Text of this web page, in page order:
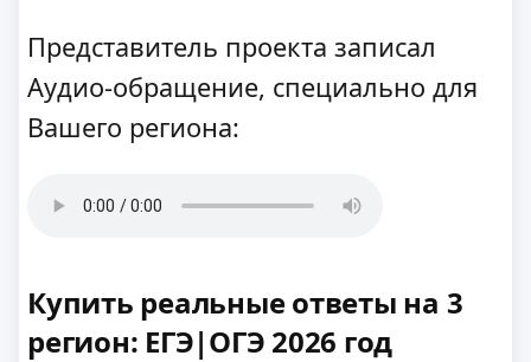
Представитель проекта записал
Аудио-обращение, специально для
Вашего региона:
Купить реальные ответы на 3
регион: ЕГЭ|ОГЭ 2026 год